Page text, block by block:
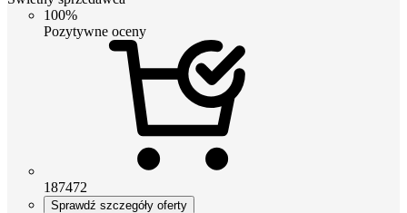
100%
Pozytywne oceny
187472
Sprawdź szczegóły oferty